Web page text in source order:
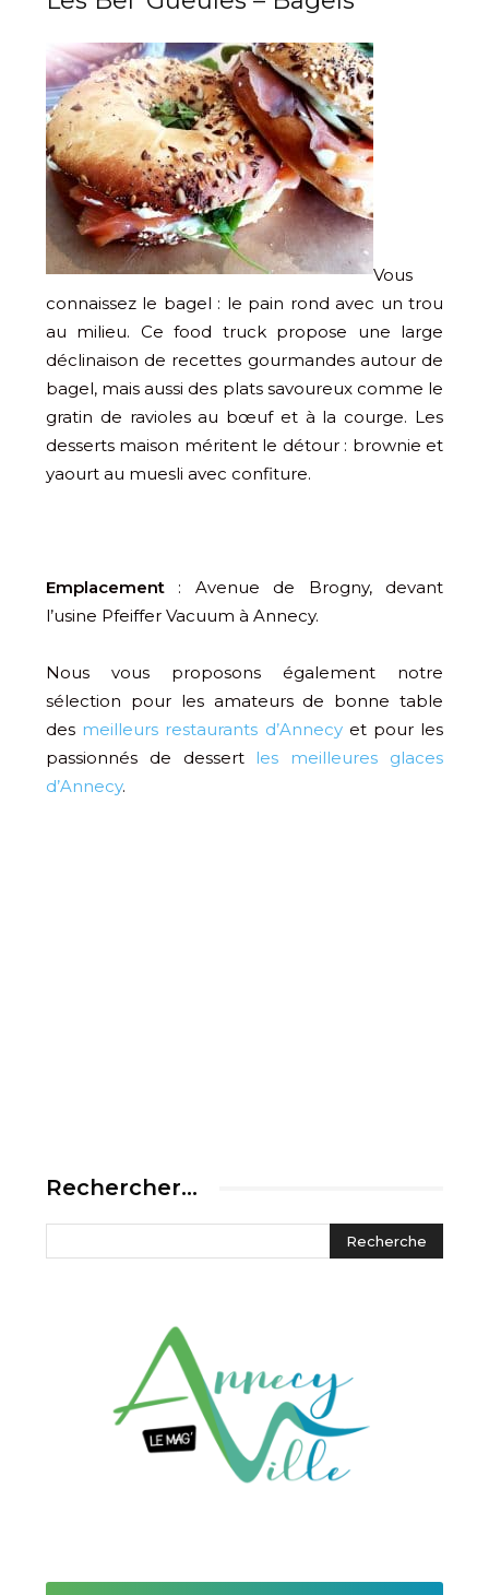
Vous
connaissez le bagel : le pain rond avec un trou
au milieu. Ce food truck propose une large
déclinaison de recettes gourmandes autour de
bagel, mais aussi des plats savoureux comme le
gratin de ravioles au bœuf et à la courge. Les
desserts maison méritent le détour : brownie et
yaourt au muesli avec confiture.
Emplacement : Avenue de Brogny, devant
l’usine Pfeiffer Vacuum à Annecy.
Nous vous proposons également notre
sélection pour les amateurs de bonne table
des meilleurs restaurants d’Annecyet pour les
passionnés de dessert les meilleures glaces
d’Annecy.
Rechercher…